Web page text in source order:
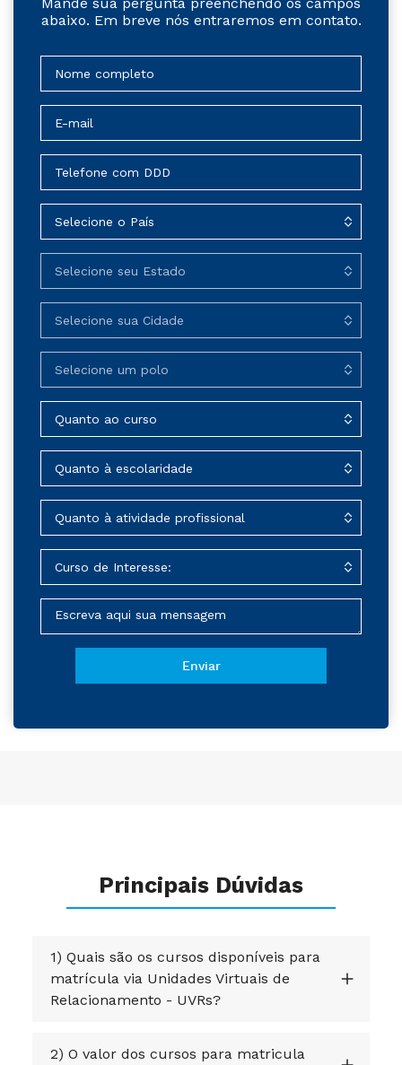
abaixo. Em breve nós entraremos em contato.
Principais Dúvidas
1) Quais são os cursos disponíveis para
matrícula via Unidades Virtuais de
Relacionamento - UVRs?
2) O valor dos cursos para matricula